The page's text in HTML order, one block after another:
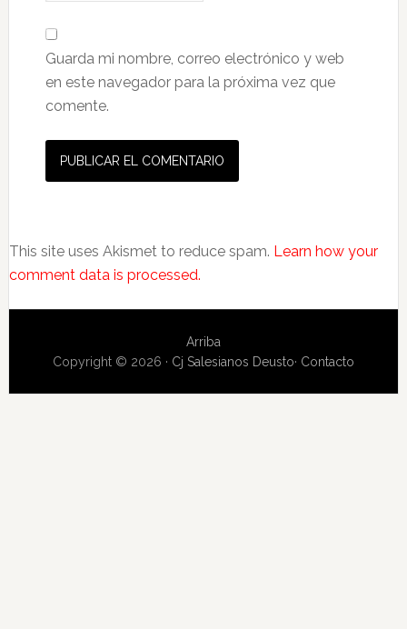
Guarda mi nombre, correo electrónico y web
en este navegador para la próxima vez que
comente.
This site uses Akismet to reduce spam. Learn how your
comment data is processed.
Arriba
Copyright © 2026 · Cj Salesianos Deusto· Contacto